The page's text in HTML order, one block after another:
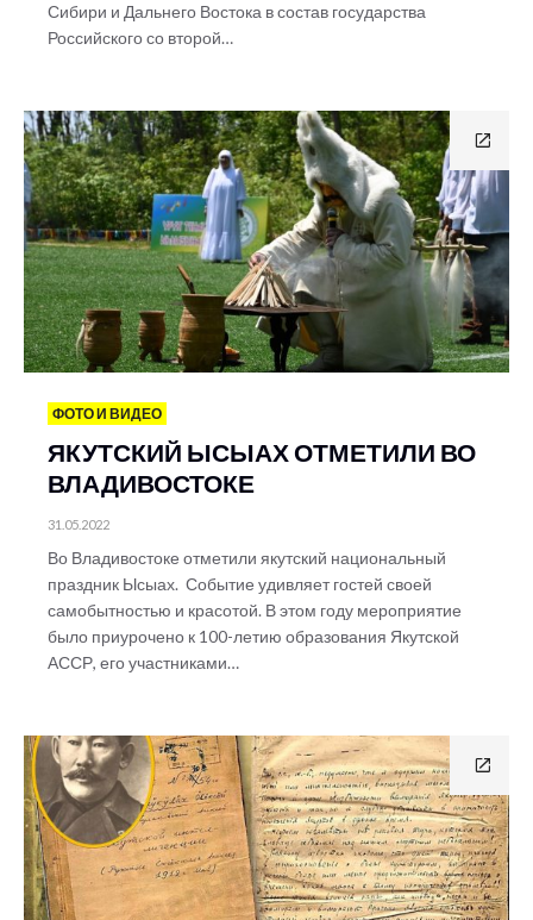
Сибири и Дальнего Востока в состав государства
Российского со второй…
ФОТО И ВИДЕО
ЯКУТСКИЙ ЫСЫАХ ОТМЕТИЛИ ВО
ВЛАДИВОСТОКЕ
31.05.2022
Во Владивостоке отметили якутский национальный
праздник Ысыах. Событие удивляет гостей своей
самобытностью и красотой. В этом году мероприятие
было приурочено к 100-летию образования Якутской
АССР, его участниками…